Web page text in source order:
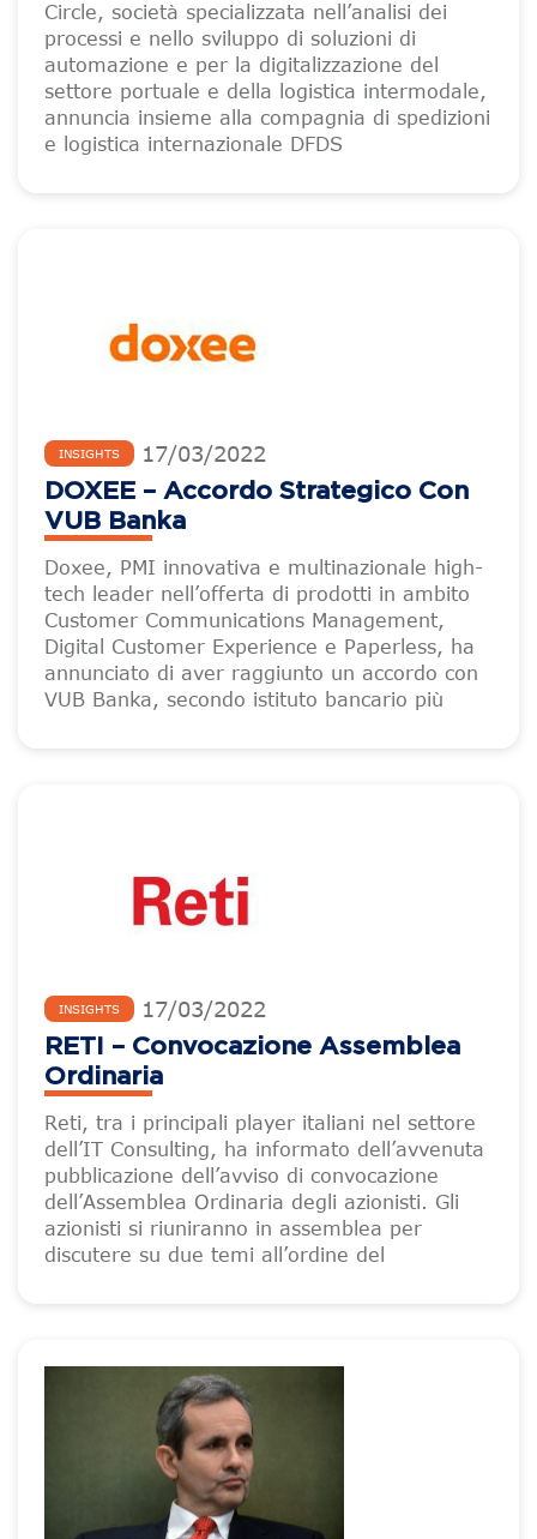
Circle, società specializzata nell’analisi dei
processi e nello sviluppo di soluzioni di
automazione e per la digitalizzazione del
settore portuale e della logistica intermodale,
annuncia insieme alla compagnia di spedizioni
e logistica internazionale DFDS
INSIGHTS 17/03/2022
DOXEE – Accordo Strategico Con
VUB Banka
Doxee, PMI innovativa e multinazionale high-
tech leader nell’offerta di prodotti in ambito
Customer Communications Management,
Digital Customer Experience e Paperless, ha
annunciato di aver raggiunto un accordo con
VUB Banka, secondo istituto bancario più
INSIGHTS 17/03/2022
RETI – Convocazione Assemblea
Ordinaria
Reti, tra i principali player italiani nel settore
dell’IT Consulting, ha informato dell’avvenuta
pubblicazione dell’avviso di convocazione
dell’Assemblea Ordinaria degli azionisti. Gli
azionisti si riuniranno in assemblea per
discutere su due temi all’ordine del